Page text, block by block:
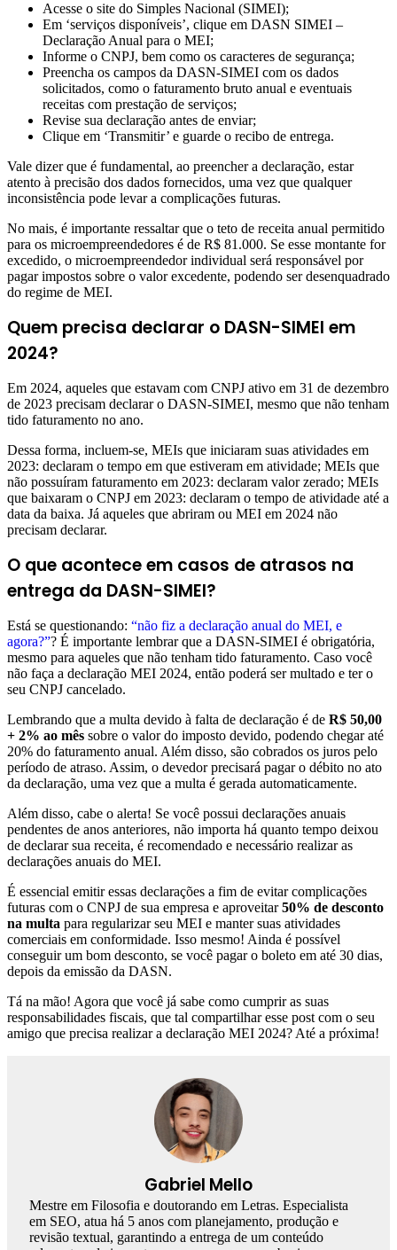
Acesse o site do Simples Nacional (SIMEI);
Em ‘serviços disponíveis’, clique em DASN SIMEI –
Declaração Anual para o MEI;
Informe o CNPJ, bem como os caracteres de segurança;
Preencha os campos da DASN-SIMEI com os dados
solicitados, como o faturamento bruto anual e eventuais
receitas com prestação de serviços;
Revise sua declaração antes de enviar;
Clique em ‘Transmitir’ e guarde o recibo de entrega.
Vale dizer que é fundamental, ao preencher a declaração, estar
atento à precisão dos dados fornecidos, uma vez que qualquer
inconsistência pode levar a complicações futuras.
No mais, é importante ressaltar que o teto de receita anual permitido
para os microempreendedores é de R$ 81.000. Se esse montante for
excedido, o microempreendedor individual será responsável por
pagar impostos sobre o valor excedente, podendo ser desenquadrado
do regime de MEI.
Quem precisa declarar o DASN-SIMEI em
2024?
Em 2024, aqueles que estavam com CNPJ ativo em 31 de dezembro
de 2023 precisam declarar o DASN-SIMEI, mesmo que não tenham
tido faturamento no ano.
Dessa forma, incluem-se, MEIs que iniciaram suas atividades em
2023: declaram o tempo em que estiveram em atividade; MEIs que
não possuíram faturamento em 2023: declaram valor zerado; MEIs
que baixaram o CNPJ em 2023: declaram o tempo de atividade até a
data da baixa. Já aqueles que abriram ou MEI em 2024 não
precisam declarar.
O que acontece em casos de atrasos na
entrega da DASN-SIMEI?
Está se questionando: “não fiz a declaração anual do MEI, e
agora?”? É importante lembrar que a DASN-SIMEI é obrigatória,
mesmo para aqueles que não tenham tido faturamento. Caso você
não faça a declaração MEI 2024, então poderá ser multado e ter o
seu CNPJ cancelado.
Lembrando que a multa devido à falta de declaração é de R$ 50,00
+ 2% ao mês sobre o valor do imposto devido, podendo chegar até
20% do faturamento anual. Além disso, são cobrados os juros pelo
período de atraso. Assim, o devedor precisará pagar o débito no ato
da declaração, uma vez que a multa é gerada automaticamente.
Além disso, cabe o alerta! Se você possui declarações anuais
pendentes de anos anteriores, não importa há quanto tempo deixou
de declarar sua receita, é recomendado e necessário realizar as
declarações anuais do MEI.
É essencial emitir essas declarações a fim de evitar complicações
futuras com o CNPJ de sua empresa e aproveitar50% de desconto
na multa para regularizar seu MEI e manter suas atividades
comerciais em conformidade. Isso mesmo! Ainda é possível
conseguir um bom desconto, se você pagar o boleto em até 30 dias,
depois da emissão da DASN.
Tá na mão! Agora que você já sabe como cumprir as suas
responsabilidades fiscais, que tal compartilhar esse post com o seu
amigo que precisa realizar a declaração MEI 2024? Até a próxima!
Gabriel Mello
Mestre em Filosofia e doutorando em Letras. Especialista
em SEO, atua há 5 anos com planejamento, produção e
revisão textual, garantindo a entrega de um conteúdo